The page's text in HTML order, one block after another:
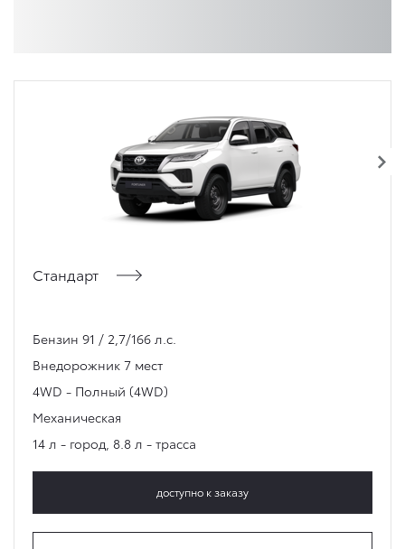
Стандарт
Бензин 91 / 2,7/166 л.с.
Внедорожник 7 мест
4WD - Полный (4WD)
Механическая
14 л - город 8.8 л - трасса
доступно к заказу